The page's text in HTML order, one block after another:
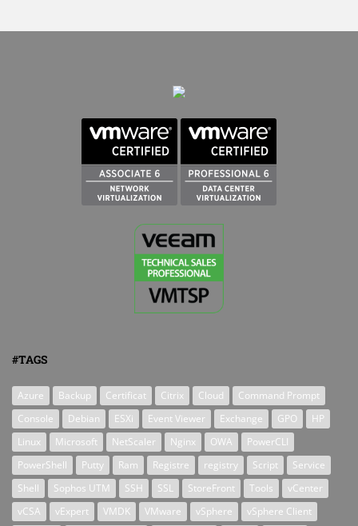
#TAGS
Azure Backup Certificat Citrix Cloud
Command Prompt
Console
Debian ESXi Event Viewer Exchange GPO
HP
Linux
Microsoft NetScaler Nginx OWA
PowerCLI
PowerShell
Putty Ram Registre registry Script
Service
Shell
Sophos UTM SSH SSL StoreFront Tools
vCenter
vCSA
vExpert VMDK VMware vSphere vSphere Client